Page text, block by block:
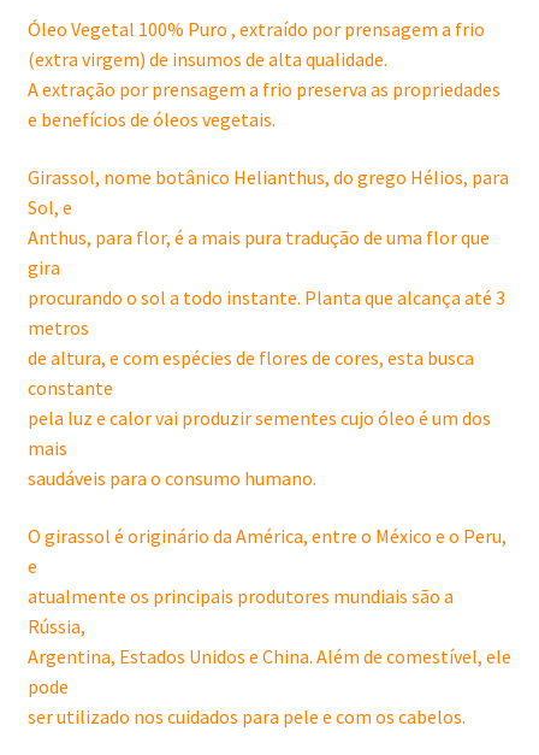
Óleo Vegetal 100% Puro , extraído por prensagem a frio
(extra virgem) de insumos de alta qualidade.
A extração por prensagem a frio preserva as propriedades
e benefícios de óleos vegetais.
Girassol, nome botânico Helianthus, do grego Hélios, para
Sol, e
Anthus, para flor, é a mais pura tradução de uma flor que
gira
procurando o sol a todo instante. Planta que alcança até 3
metros
de altura, e com espécies de flores de cores, esta busca
constante
pela luz e calor vai produzir sementes cujo óleo é um dos
mais
saudáveis para o consumo humano.
O girassol é originário da América, entre o México e o Peru,
e
atualmente os principais produtores mundiais são a
Rússia,
Argentina, Estados Unidos e China. Além de comestível, ele
pode
ser utilizado nos cuidados para pele e com os cabelos.